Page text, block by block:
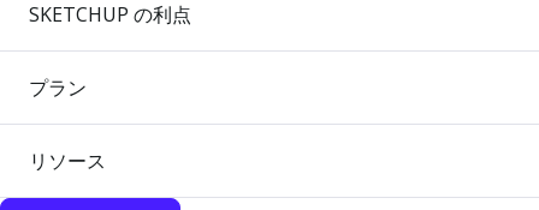
SKETCHUP の利点
プラン
リソース